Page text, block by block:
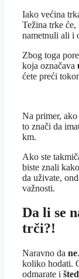
Iako većina
Težina trke
nametnuli ali i
Zbog toga
koja označava
ćete preći
Na primer,
to znači da
km.
Ako ste
biste znali
da uživate,
važnosti.
Da li se
trči?!
Naravno da ne
koliko hodati.
odmarate i